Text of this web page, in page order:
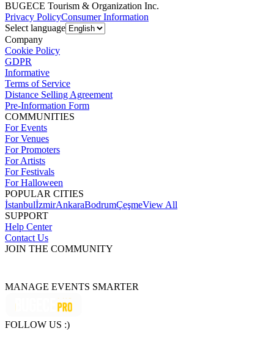
BUGECE Tourism & Organization Inc.
Privacy PolicyConsumer Information
Select language
Company
Cookie Policy
GDPR
Informative
Terms of Service
Distance Selling Agreement
Pre-Information Form
COMMUNITIES
For Events
For Venues
For Promoters
For Artists
For Festivals
For Halloween
POPULAR CITIES
İstanbulİzmirAnkaraBodrumÇeşmeView All
SUPPORT
Help Center
Contact Us
JOIN THE COMMUNITY
MANAGE EVENTS SMARTER
FOLLOW US :)